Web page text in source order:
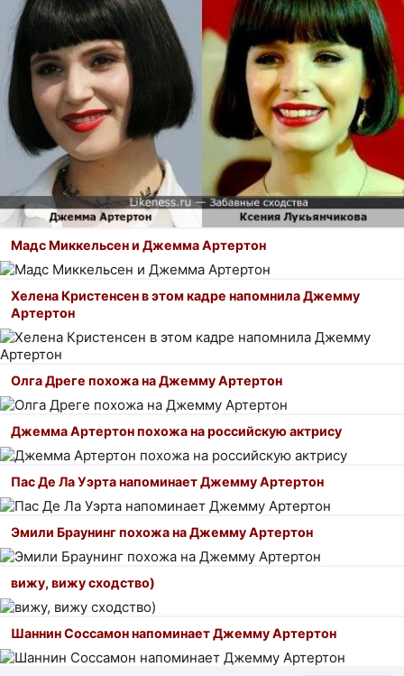
Мадс Миккельсен и Джемма Артертон
Хелена Кристенсен в этом кадре напомнила Джемму
Артертон
Олга Дреге похожа на Джемму Артертон
Джемма Артертон похожа на российскую актрису
Пас Де Ла Уэрта напоминает Джемму Артертон
Эмили Браунинг похожа на Джемму Артертон
вижу, вижу сходство)
Шаннин Соссамон напоминает Джемму Артертон